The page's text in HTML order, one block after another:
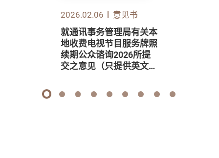
2026.02.06 意见书
就通讯事务管理局有关本
地收费电视节目服务牌照
续期公众谘询2026所提
交之意见（只提供英文
1 2 3 4 5 6 7 8 9